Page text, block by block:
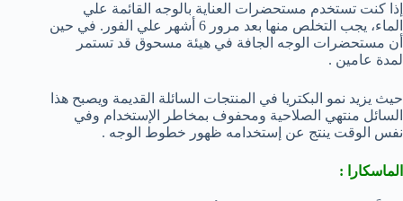
إذا كنت تستخدم مستحضرات العناية بالوجه القائمة علي
الماء، يجب التخلص منها بعد مرور 6 أشهر علي الفور. في حين
أن مستحضرات الوجه الجافة في هيئة مسحوق قد تستمر
لمدة عامين .
حيث يزيد نمو البكتريا في المنتجات السائلة القديمة ويصبح هذا
السائل منتهي الصلاحية ومحفوف بمخاطر الإستخدام وفي
نفس الوقت ينتج عن إستخدامه ظهور خطوط الوجه .
الماسكارا :